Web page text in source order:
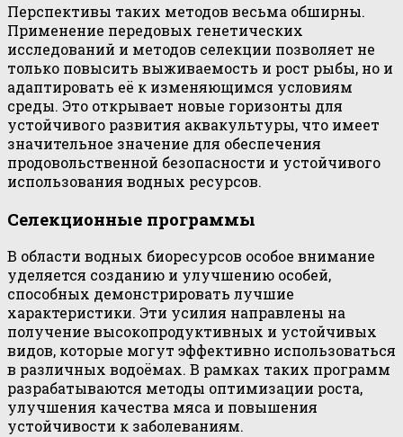
Перспективы таких методов весьма обширны.
Применение передовых генетических
исследований и методов селекции позволяет не
только повысить выживаемость и рост рыбы, но и
адаптировать её к изменяющимся условиям
среды. Это открывает новые горизонты для
устойчивого развития аквакультуры, что имеет
значительное значение для обеспечения
продовольственной безопасности и устойчивого
использования водных ресурсов.
Селекционные программы
В области водных биоресурсов особое внимание
уделяется созданию и улучшению особей,
способных демонстрировать лучшие
характеристики. Эти усилия направлены на
получение высокопродуктивных и устойчивых
видов, которые могут эффективно использоваться
в различных водоёмах. В рамках таких программ
разрабатываются методы оптимизации роста,
улучшения качества мяса и повышения
устойчивости к заболеваниям.